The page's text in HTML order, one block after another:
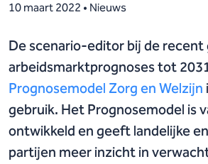
10 maart 2022 • Nieuws
De scenario-editor bij de
arbeidsmarktprognoses tot
Prognosemodel Zorg en Welzijn
gebruik. Het Prognosemodel is
ontwikkeld en geeft landelijke
partijen meer inzicht in